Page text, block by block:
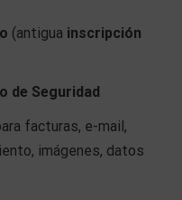
(antigua inscripción
de Seguridad
facturas, e-mail,
imágenes, datos